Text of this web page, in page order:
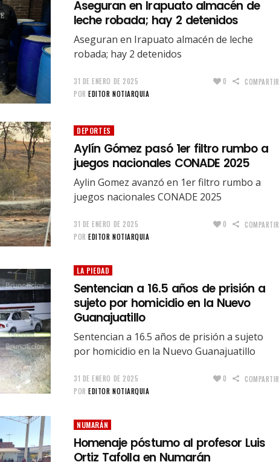
Aseguran en Irapuato almacén de
leche robada; hay 2 detenidos
Aseguran en Irapuato almacén de leche
robada; hay 2 detenidos
31 DE ENERO DE 2025
POR EDITOR NOTIARQUIA
0 COMPARTIR
DEPORTES
Aylín Gómez pasó 1er filtro rumbo a
juegos nacionales CONADE 2025
Aylin Gomez avanzó en 1er filtro rumbo a
juegos nacionales CONADE 2025
31 DE ENERO DE 2025
POR EDITOR NOTIARQUIA
0 COMPARTIR
LA PIEDAD
Sentencian a 16.5 años de prisión a
sujeto por homicidio en la Nuevo
Guanajuatillo
Sentencian a 16.5 años de prisión a sujeto
por homicidio en la Nuevo Guanajuatillo
31 DE ENERO DE 2025
POR EDITOR NOTIARQUIA
0 COMPARTIR
NUMARÁN
Homenaje póstumo al profesor Luis
Ortiz Tafolla en Numarán